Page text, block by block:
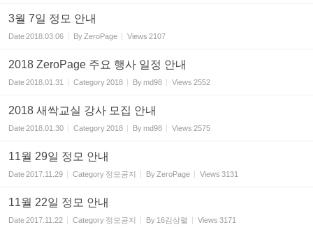
3월 7일 정모 안내
Date2018.03.06 By ZeroPage Views 2107
2018 ZeroPage 주요 행사 일정 안내
Date2018.01.31 Category2018 Bymd98 Views 2552
2018 새싹교실 강사 모집 안내
Date2018.01.30 Category2018 Bymd98 Views 2575
11월 29일 정모 안내
Date2017.11.29 Category 정모공지 By ZeroPage Views 3131
11월 22일 정모 안내
Date2017.11.22 Category 정모공지 By 16김상렬 Views 3171